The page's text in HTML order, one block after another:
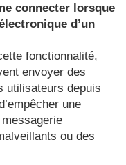
connecter lorsque
d’un
fonctionnalité,
envoyer des
utilisateurs depuis
une
ou des